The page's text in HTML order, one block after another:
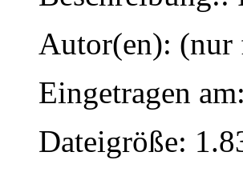
Autor(en): (nur
Eingetragen
Dateigröße: